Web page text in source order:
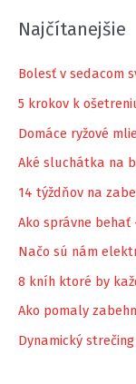
Najčítanejšie
Bolesť v sedacom
5 krokov k
Domáce ryžové
Aké sluchátka na
14 týždňov na
Ako správne
Načo sú nám
8 kníh ktoré by
Ako pomaly
Dynamický